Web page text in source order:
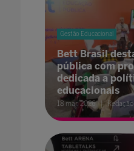
Gestão Educacional
Bett Brasil
pública com
dedicada a
educacionais
18 mar. 2026